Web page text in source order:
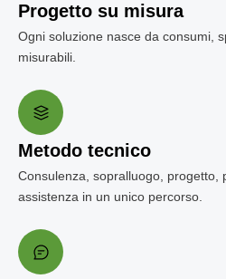
Progetto su misura
Ogni soluzione nasce da consumi,
misurabili.
Metodo tecnico
Consulenza, sopralluogo, progetto,
assistenza in un unico percorso.